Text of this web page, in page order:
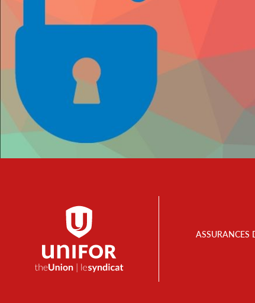
Menu
ASSURANCES